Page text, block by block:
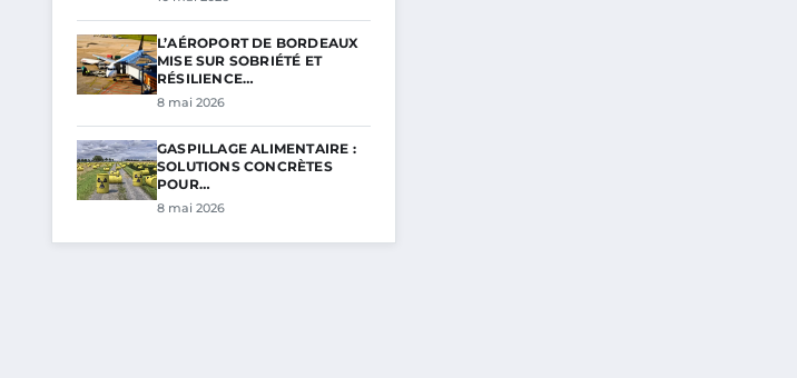
L’AÉROPORT DE BORDEAUX
MISE SUR SOBRIÉTÉ ET
RÉSILIENCE…
8 mai 2026
GASPILLAGE ALIMENTAIRE :
SOLUTIONS CONCRÈTES
POUR…
8 mai 2026